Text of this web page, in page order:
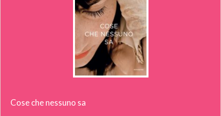
Cose che nessuno sa